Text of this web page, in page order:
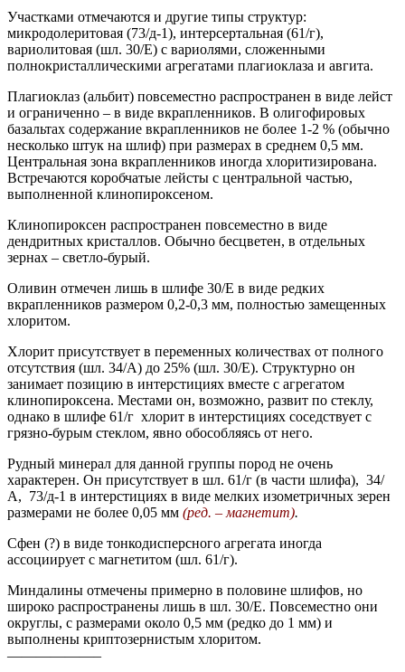
Участками отмечаются и другие типы структур:
микродолеритовая (73/д-1), интерсертальная (61/г),
вариолитовая (шл. 30/Е) с вариолями, сложенными
полнокристаллическими агрегатами плагиоклаза и авгита.
Плагиоклаз (альбит) повсеместно распространен в виде лейст
и ограниченно – в виде вкрапленников. В олигофировых
базальтах содержание вкрапленников не более 1-2 % (обычно
несколько штук на шлиф) при размерах в среднем 0,5 мм.
Центральная зона вкрапленников иногда хлоритизирована.
Встречаются коробчатые лейсты с центральной частью,
выполненной клинопироксеном.
Клинопироксен распространен повсеместно в виде
дендритных кристаллов. Обычно бесцветен, в отдельных
зернах – светло-бурый.
Оливин отмечен лишь в шлифе 30/Е в виде редких
вкрапленников размером 0,2-0,3 мм, полностью замещенных
хлоритом.
Хлорит присутствует в переменных количествах от полного
отсутствия (шл. 34/А) до 25% (шл. 30/Е). Структурно он
занимает позицию в интерстициях вместе с агрегатом
клинопироксена. Местами он, возможно, развит по стеклу,
однако в шлифе 61/г хлорит в интерстициях соседствует с
грязно-бурым стеклом, явно обособляясь от него.
Рудный минерал для данной группы пород не очень
характерен. Он присутствует в шл. 61/г (в части шлифа), 34/
А, 73/д-1 в интерстициях в виде мелких изометричных зерен
размерами не более 0,05 мм (ред. – магнетит).
Сфен (?) в виде тонкодисперсного агрегата иногда
ассоциирует с магнетитом (шл. 61/г).
Миндалины отмечены примерно в половине шлифов, но
широко распространены лишь в шл. 30/Е. Повсеместно они
округлы, с размерами около 0,5 мм (редко до 1 мм) и
выполнены криптозернистым хлоритом.
——————–